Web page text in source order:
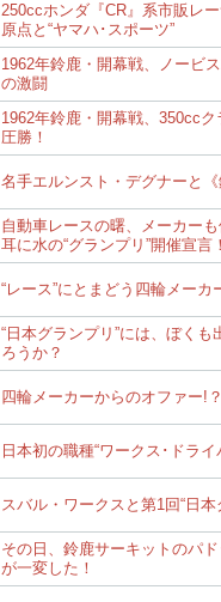
250ccホンダ『CR』系市販レ
原点と“ヤマハ･スポーツ”
1962年鈴鹿・開幕戦、ノービ
の激闘
1962年鈴鹿・開幕戦、350ccク
圧勝！
名手エルンスト・デグナーと《
自動車レースの曙、メーカー
耳に水の“グランプリ”開催宣言！
“レース”にとまどう四輪メーカ
“日本グランプリ”には、ぼくも
ろうか？
四輪メーカーからのオファー!？
日本初の職種“ワークス･ドライ
スバル・ワークスと第1回“日本
その日、鈴鹿サーキットのパ
が一変した！